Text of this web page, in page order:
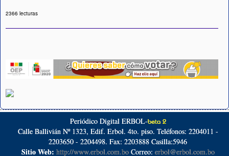
2366 lecturas
Periódico Digital ERBOL-beta 2
Calle Ballivián Nº 1323, Edif. Erbol. 4to. piso. Teléfonos: 2204011 -
2203650 - 2204498. Fax: 2203888 Casilla:5946
Sitio Web: http://www.erbol.com.boCorreo: erbol@erbol.com.bo